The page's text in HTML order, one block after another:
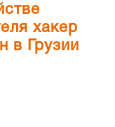
хакер
в Грузии